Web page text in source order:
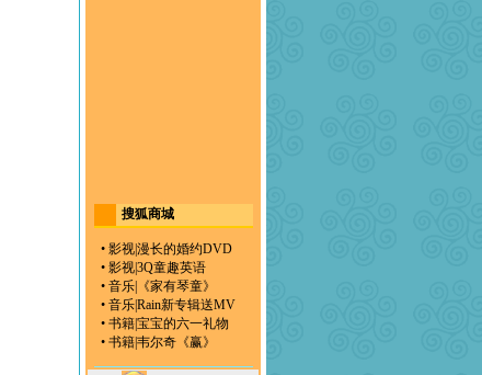
搜狐商城
• 影视漫长的婚约DVD
• 影视3Q童趣英语
• 音乐
《家有琴童》
• 音乐Rain新专辑送MV
• 书籍宝宝的六一礼物
• 书籍韦尔奇《赢》